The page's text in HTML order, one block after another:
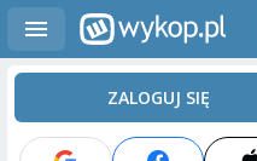
ZALOGUJ SIĘ